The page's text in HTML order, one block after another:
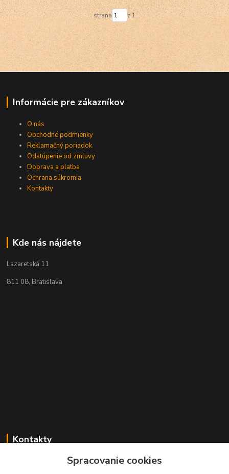
strana z 1
Informácie pre zákazníkov
O nás
Obchodné podmienky
Reklamačný poriadok
Odstúpenie od zmluvy
Doprava a platba
Ochrana súkromia
Kontakty
Kde nás nájdete
Lazaretská 11
811 08, Bratislava
Kontakty
+421 2 529 67 411Spracovanie cookies